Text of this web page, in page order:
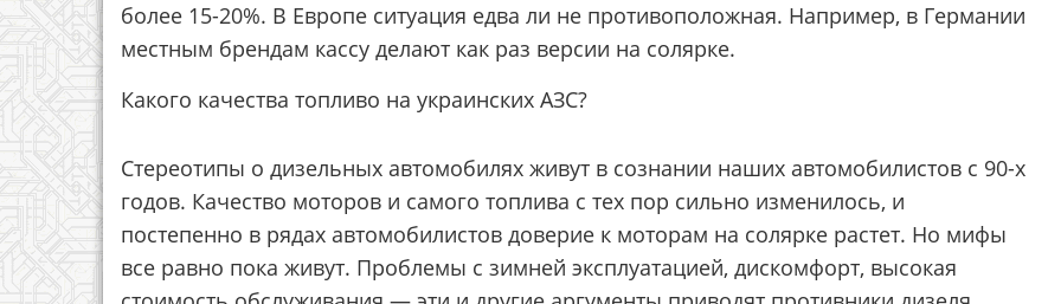
более 15-20%. В Европе ситуация едва ли не противоположная. Например, в Германии
местным брендам кассу делают как раз версии на солярке.
Какого качества топливо на украинских АЗС?
Стереотипы о дизельных автомобилях живут в сознании наших автомобилистов с 90-х
годов. Качество моторов и самого топлива с тех пор сильно изменилось, и
постепенно в рядах автомобилистов доверие к моторам на солярке растет. Но мифы
все равно пока живут. Проблемы с зимней эксплуатацией, дискомфорт, высокая